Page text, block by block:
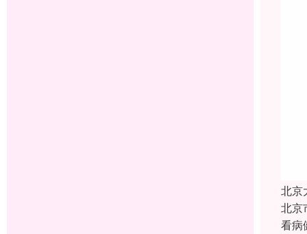
北京
北京
看病